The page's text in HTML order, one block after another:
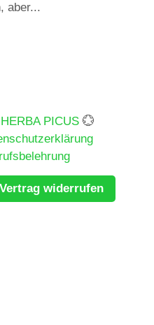
aber...
PICUS 💮
Vertrag widerrufen